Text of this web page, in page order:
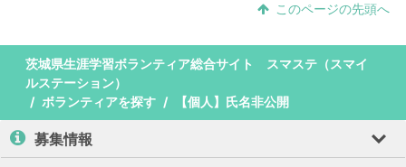
このページの先頭へ
茨城県生涯学習ボランティア総合サイト スマステ（スマイ
ルステーション）
ボランティアを探す
【個人】氏名非公開
募集情報